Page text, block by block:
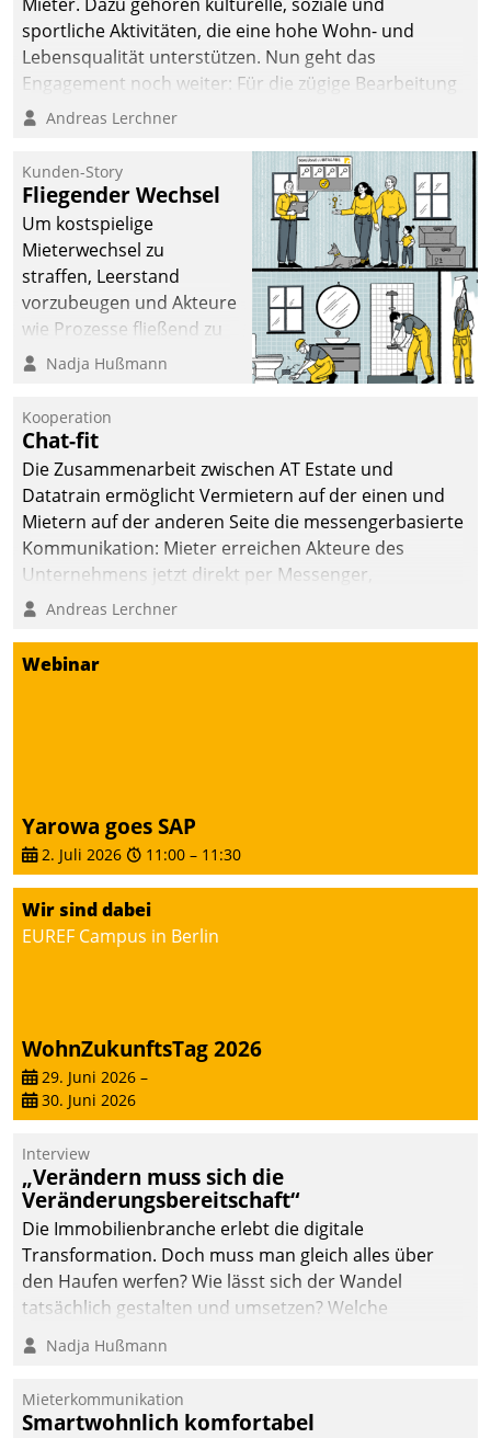
sportliche Aktivitäten, die eine hohe Wohn- und
Lebensqualität unterstützen. Nun geht das
Engagement noch weiter: Für die zügige Bearbeitung
von Beschwerden – oder Lob – richtet das
und Beschwerde-Management einen eigenen Kanal
ein.
Andreas Lerchner
Kunden-Story
Fliegender Wechsel
Um kostspielige
Mieterwechsel zu
straffen, Leerstand
vorzubeugen und Akteure
wie Prozesse fließend zu
vernetzen, nutzt die
Jahresbeginn eine
Überblick, Einsicht und
Eingriff bietende Lösung.
Zur Entwicklung setzte
man auf
Cloudtechnologie,
bewährte und Startup-
agile Projektmethoden.
Nadja Hußmann
Kooperation
Chat-fit
Die Zusammenarbeit zwischen AT Estate und
Datatrain ermöglicht Vermietern auf der einen und
Mietern auf der anderen Seite die messengerbasierte
Kommunikation: Mieter erreichen Akteure des
Unternehmens jetzt direkt per Messenger,
Mitarbeiter oder Dienstleister empfangen oder
Andreas Lerchner
Webinar
Yarowa goes SAP
2. Juli 2026 11:00 – 11:30
Wir sind dabei
EUREF Campus in Berlin
WohnZukunftsTag 2026
29. Juni 2026 –
30. Juni 2026
Interview
„Verändern muss sich die
Veränderungsbereitschaft“
Die Immobilienbranche erlebt die digitale
Transformation. Doch muss man gleich alles über
den Haufen werfen? Wie lässt sich der Wandel
tatsächlich gestalten und umsetzen? Welche
Argumente zählen wirklich?
Nadja Hußmann
Mieterkommunikation
Smartwohnlich komfortabel